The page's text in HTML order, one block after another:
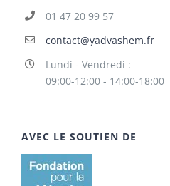
01 47 20 99 57
contact@yadvashem.fr
Lundi - Vendredi :
09:00-12:00 - 14:00-18:00
AVEC LE SOUTIEN DE